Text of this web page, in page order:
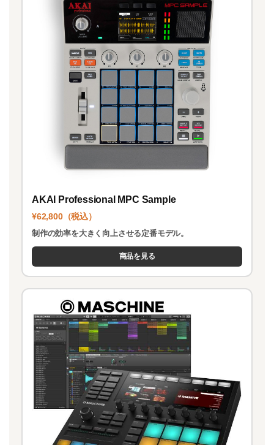
AKAI Professional MPC Sample
¥62,800（税込）
制作の効率を大きく向上させる定番モデル。
商品を見る